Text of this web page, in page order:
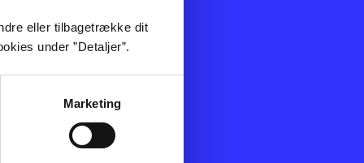
eller tilbagetrække dit
under ”Detaljer”.
Marketing
Film
Musik